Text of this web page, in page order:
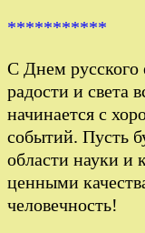
***********
С Днем русского
радости и света
начинается с
событий. Пусть
области науки и
ценными
человечность!